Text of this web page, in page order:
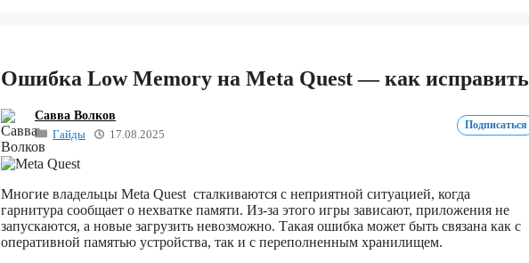
Ошибка Low Memory на Meta Quest — как исправить
Савва Волков
Гайды
17.08.2025
Подписаться
Многие владельцы Meta Quest сталкиваются с неприятной ситуацией, когда
гарнитура сообщает о нехватке памяти. Из-за этого игры зависают, приложения не
запускаются, а новые загрузить невозможно. Такая ошибка может быть связана как с
оперативной памятью устройства, так и с переполненным хранилищем.